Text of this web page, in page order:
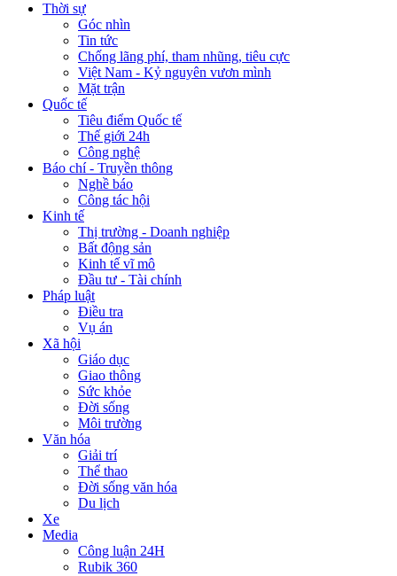
Thời sự
Góc nhìn
Tin tức
Chống lãng phí, tham nhũng, tiêu cực
Việt Nam - Kỷ nguyên vươn mình
Mặt trận
Quốc tế
Tiêu điểm Quốc tế
Thế giới 24h
Công nghệ
Báo chí - Truyền thông
Nghề báo
Công tác hội
Kinh tế
Thị trường - Doanh nghiệp
Bất động sản
Kinh tế vĩ mô
Đầu tư - Tài chính
Pháp luật
Điều tra
Vụ án
Xã hội
Giáo dục
Giao thông
Sức khỏe
Đời sống
Môi trường
Văn hóa
Giải trí
Thể thao
Đời sống văn hóa
Du lịch
Xe
Media
Công luận 24H
Rubik 360